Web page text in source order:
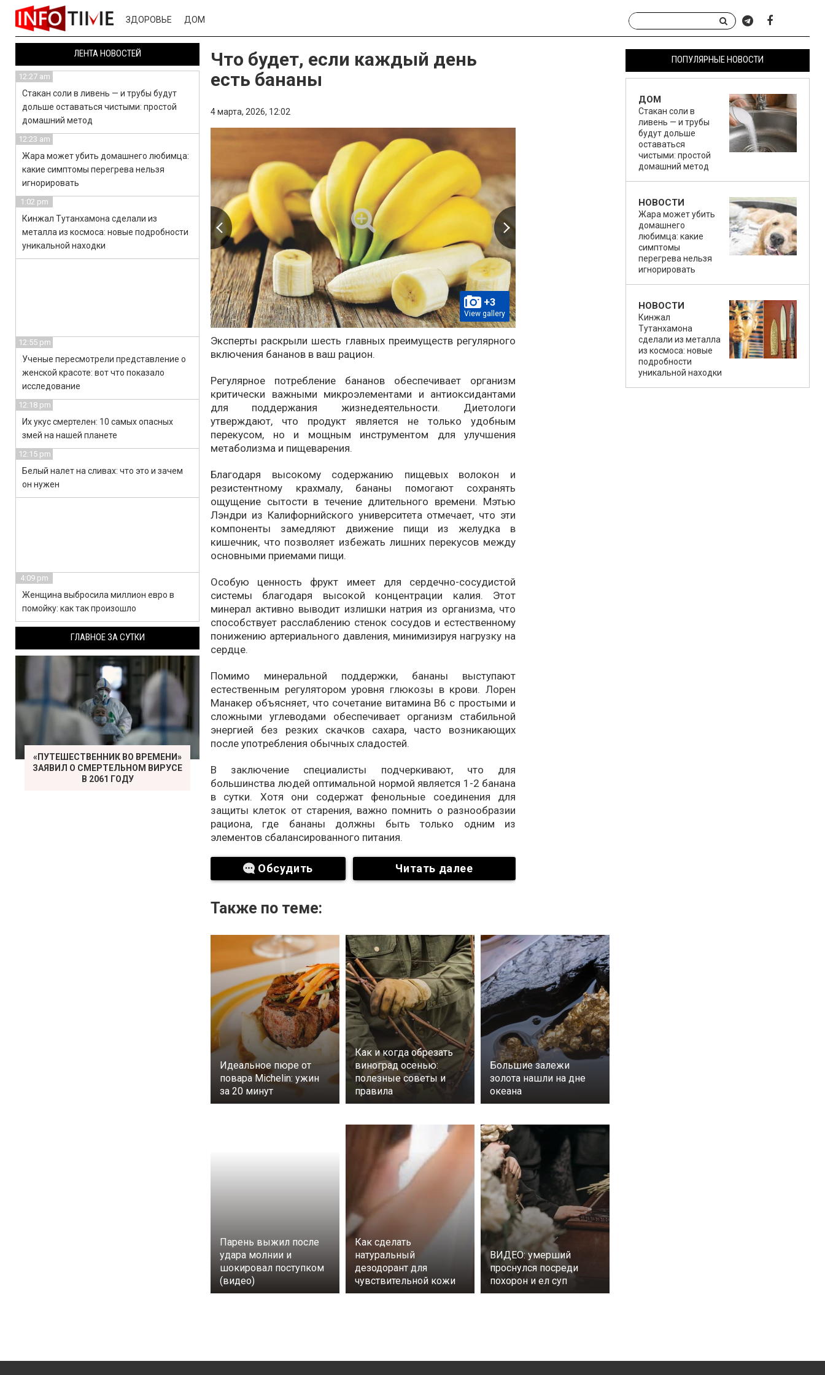
ЗДОРОВЬЕ ДОМ
Что будет, если каждый день
есть бананы
4 марта, 2026, 12:02
+3
View gallery
Эксперты раскрыли шесть главных преимуществ регулярного
включения бананов в ваш рацион.
Регулярное потребление бананов обеспечивает организм
критически важными микроэлементами и антиоксидантами
для поддержания жизнедеятельности. Диетологи
утверждают, что продукт является не только удобным
перекусом, но и мощным инструментом для улучшения
метаболизма и пищеварения.
Благодаря высокому содержанию пищевых волокон и
резистентному крахмалу, бананы помогают сохранять
ощущение сытости в течение длительного времени. Мэтью
Лэндри из Калифорнийского университета отмечает, что эти
компоненты замедляют движение пищи из желудка в
кишечник, что позволяет избежать лишних перекусов между
основными приемами пищи.
Особую ценность фрукт имеет для сердечно-сосудистой
системы благодаря высокой концентрации калия. Этот
минерал активно выводит излишки натрия из организма, что
способствует расслаблению стенок сосудов и естественному
понижению артериального давления, минимизируя нагрузку на
сердце.
Помимо минеральной поддержки, бананы выступают
естественным регулятором уровня глюкозы в крови. Лорен
Манакер объясняет, что сочетание витамина B6 с простыми и
сложными углеводами обеспечивает организм стабильной
энергией без резких скачков сахара, часто возникающих
после употребления обычных сладостей.
В заключение специалисты подчеркивают, что для
большинства людей оптимальной нормой является 1-2 банана
в сутки. Хотя они содержат фенольные соединения для
защиты клеток от старения, важно помнить о разнообразии
рациона, где бананы должны быть только одним из
элементов сбалансированного питания.
Обсудить Читать далее
Также по теме:
Идеальное пюре от
повара Michelin: ужин
за 20 минут
Как и когда обрезать
виноград осенью:
полезные советы и
правила
Большие залежи
золота нашли на дне
океана
Парень выжил после
удара молнии и
шокировал поступком
(видео)
Как сделать
натуральный
дезодорант для
чувствительной кожи
ВИДЕО: умерший
проснулся посреди
похорон и ел суп
ПОПУЛЯРНЫЕ НОВОСТИ
ДОМ
Стакан соли в
ливень — и трубы
будут дольше
оставаться
чистыми: простой
домашний метод
НОВОСТИ
Жара может убить
домашнего
любимца: какие
симптомы
перегрева нельзя
игнорировать
НОВОСТИ
Кинжал
Тутанхамона
сделали из металла
из космоса: новые
подробности
уникальной находки
ЛЕНТА НОВОСТЕЙ
12:27 am
Стакан соли в ливень — и трубы будут
дольше оставаться чистыми: простой
домашний метод
12:23 am
Жара может убить домашнего любимца:
какие симптомы перегрева нельзя
игнорировать
1:02 pm
Кинжал Тутанхамона сделали из
металла из космоса: новые подробности
уникальной находки
12:55 pm
Ученые пересмотрели представление о
женской красоте: вот что показало
исследование
12:18 pm
Их укус смертелен: 10 самых опасных
змей на нашей планете
12:15 pm
Белый налет на сливах: что это и зачем
он нужен
4:09 pm
Женщина выбросила миллион евро в
помойку: как так произошло
ГЛАВНОЕ ЗА СУТКИ
«ПУТЕШЕСТВЕННИК ВО ВРЕМЕНИ»
ЗАЯВИЛ О СМЕРТЕЛЬНОМ ВИРУСЕ
В 2061 ГОДУ